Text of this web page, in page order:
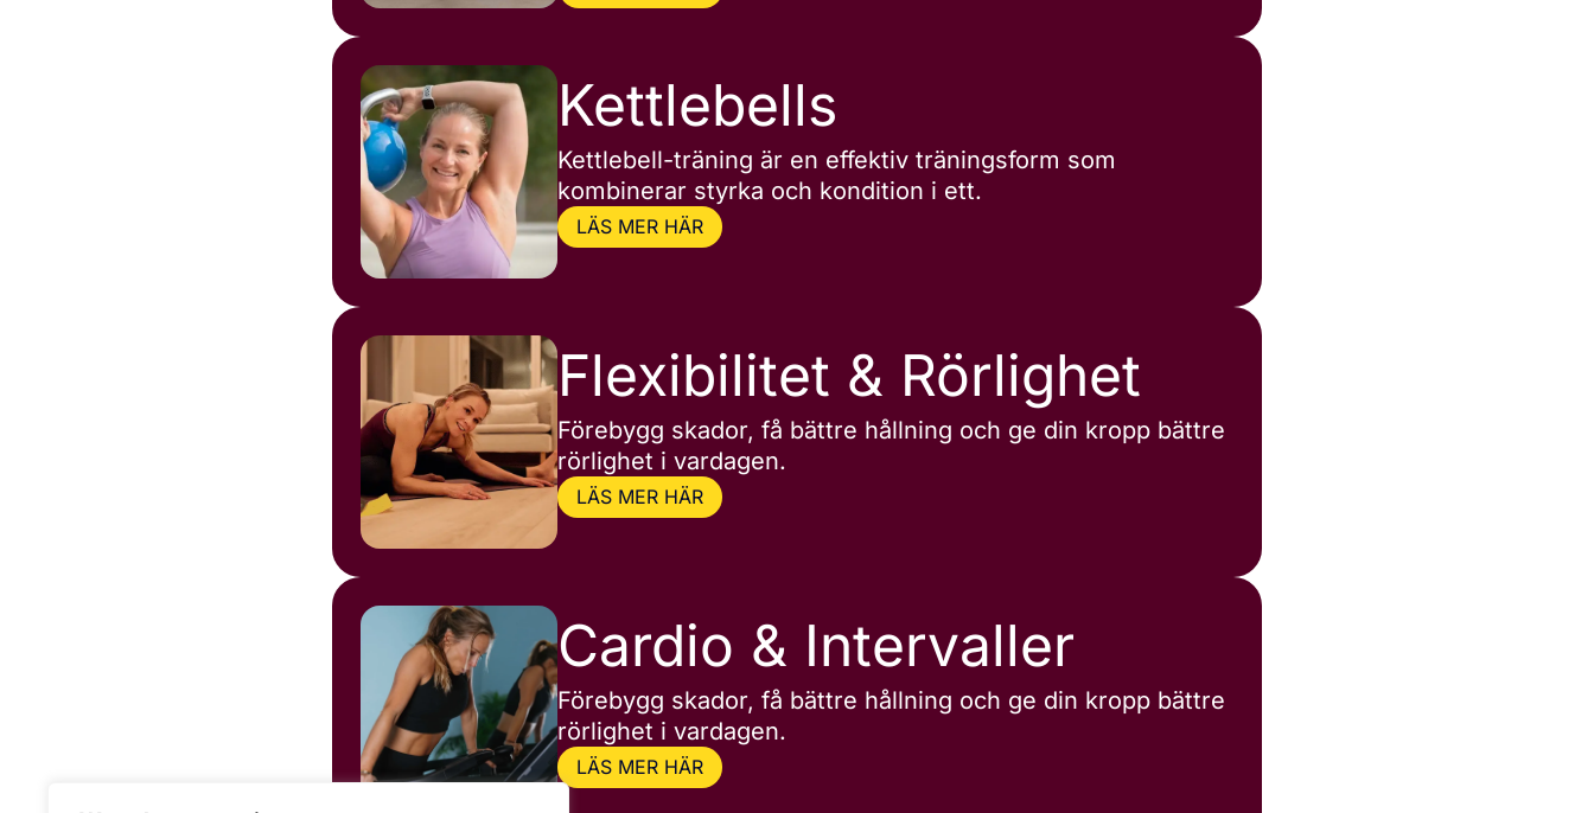
Kettlebells
Kettlebell-träning är en effektiv träningsform som
kombinerar styrka och kondition i ett.
LÄS MER HÄR
Flexibilitet & Rörlighet
Förebygg skador, få bättre hållning och ge din kropp bättre
rörlighet i vardagen.
LÄS MER HÄR
Cardio & Intervaller
Förebygg skador, få bättre hållning och ge din kropp bättre
rörlighet i vardagen.
LÄS MER HÄR